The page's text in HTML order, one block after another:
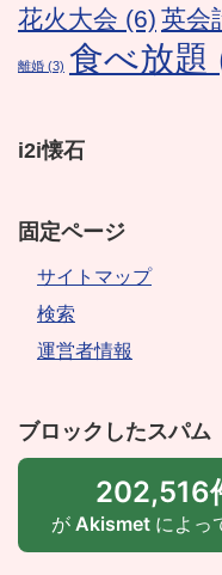
花火大会 (6) 英会
離婚 (3) 食べ放題
i2i懐石
固定ページ
サイトマップ
検索
運営者情報
ブロックしたスパム
202,516
が Akismetによっ